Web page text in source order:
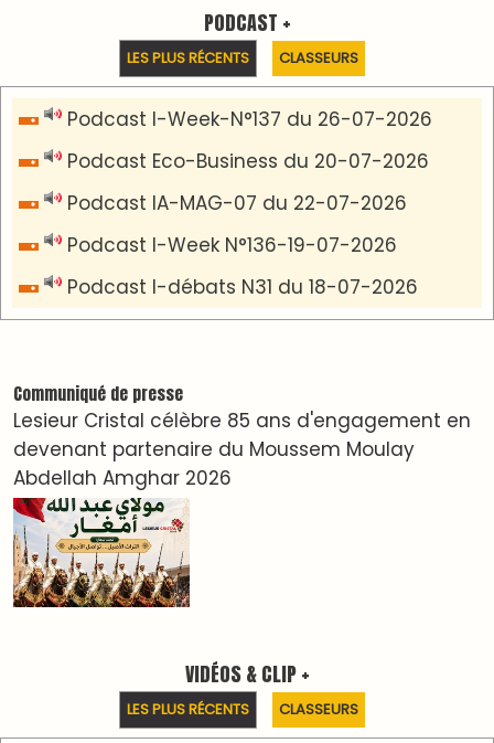
LES PLUS RÉCENTS CLASSEURS
دِيمَا المَغرِب Clip
Clip : 🎵Allez, allez ! Ramenez-nous cette
🎵Bulldozer Blues
Clip : 🎵 LE BLUES DE L'IA
🎵 Ormuzera bien, qui ormuzera le dernier
Reportages
Nizar Baraka préside à Marrakech une rencontre
sur la régionalisation avancée et l’équité